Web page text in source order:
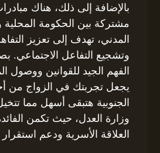
بالإضافة إلى ذلك، هناك
مشتركة بين الحكومة المحلية
المدني، تهدف إلى تعزيز
وتشجيع التفاعل الاجتماعي.
الفهم الجيد للقوانين ووصول
يجعل تجربتك في الزواج من
الجنوبية هتبقى أسهل مما
وزارة العدل، حيث تكمن
العلاقة الأسرية ودعم استقرار